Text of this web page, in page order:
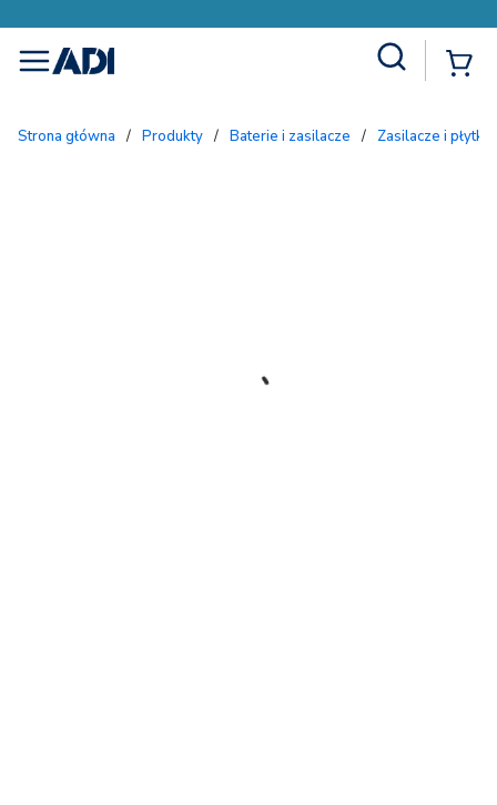
menu
Strona główna / Produkty / Baterie i zasilacze / Zasilacze i płytki